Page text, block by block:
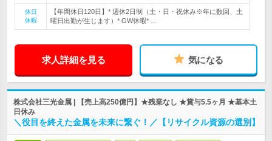
休日
休暇
【年間休日120日】* 週休2日制（土・日・祝休み※年に数回、土
曜日出勤が生じます）* GW休暇* …
求人詳細を見る 気になる
株式会社三光金属 | 【売上高250億円】★残業なし ★賞与5.5ヶ月 ★基本土
日休み
＼役目を終えた金属を未来に繋ぐ！／【リサイクル資源の選別】